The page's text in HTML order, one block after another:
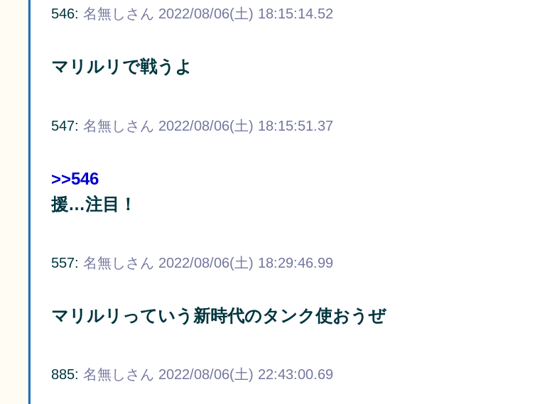
546: 名無しさん 2022/08/06(土) 18:15:14.52
マリルリで戦うよ
547: 名無しさん 2022/08/06(土) 18:15:51.37
>>546
援…注目！
557: 名無しさん 2022/08/06(土) 18:29:46.99
マリルリっていう新時代のタンク使おうぜ
885: 名無しさん 2022/08/06(土) 22:43:00.69